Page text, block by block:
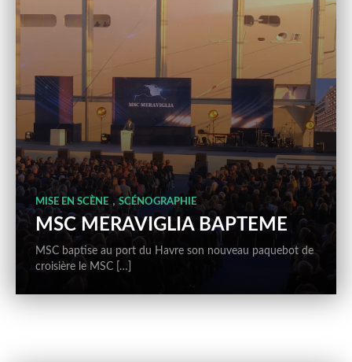
MISE EN SCÈNE ,SCÉNOGRAPHIE
MSC MERAVIGLIA BAPTEME
MSC baptise au port du Havre son nouveau paquebot de
croisière le MSC […]